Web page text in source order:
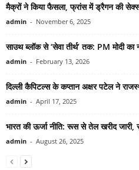
मैक्रों ने किया फैसला, फ्रांस में ड्रैगन की
admin - November 6, 2025
साउथ ब्लॉक से ‘सेवा तीर्थ’ तक: PM मोदी का
admin - February 13, 2026
दिल्ली कैपिटल्स के कप्तान अक्षर पटेल ने
admin - April 17, 2025
भारत की ऊर्जा नीति: रूस से तेल खरीद जारी,
admin - August 26, 2025